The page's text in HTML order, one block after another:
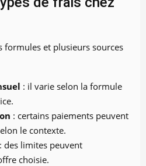
formules et plusieurs sources
: il varie selon la formule
: certains paiements peuvent
le contexte.
: des limites peuvent
choisie.